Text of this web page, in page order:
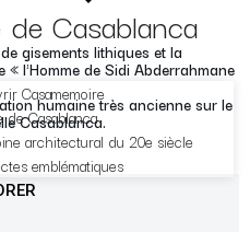
Casamemoire
de Casablanca
architectural du 20e siècle
emblématiques
de Casablanca
gisements lithiques et la
« l'Homme de Sidi Abderrahmane
humaine très ancienne sur le
Casablanca.